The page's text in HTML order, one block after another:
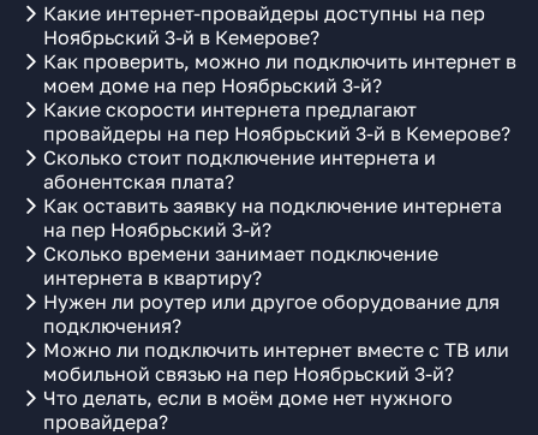
Какие интернет-провайдеры доступны на пер
Ноябрьский 3-й в Кемерове?
Как проверить, можно ли подключить интернет в
моем доме на пер Ноябрьский 3-й?
Какие скорости интернета предлагают
провайдеры на пер Ноябрьский 3-й в Кемерове?
Сколько стоит подключение интернета и
абонентская плата?
Как оставить заявку на подключение интернета
на пер Ноябрьский 3-й?
Сколько времени занимает подключение
интернета в квартиру?
Нужен ли роутер или другое оборудование для
подключения?
Можно ли подключить интернет вместе с ТВ или
мобильной связью на пер Ноябрьский 3-й?
Что делать, если в моём доме нет нужного
провайдера?